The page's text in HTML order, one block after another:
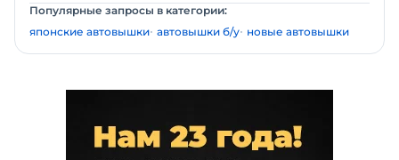
Популярные запросы в категории:
японские автовышки автовышки б/у новые автовышки